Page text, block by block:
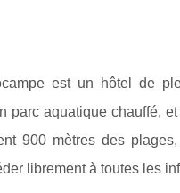
est un hôtel de
parc aquatique chauffé,
900 mètres des
librement à toutes les